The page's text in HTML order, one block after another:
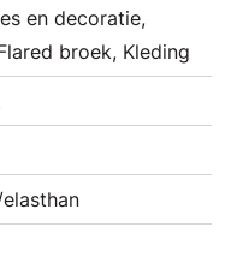
en decoratie,
broek, Kleding